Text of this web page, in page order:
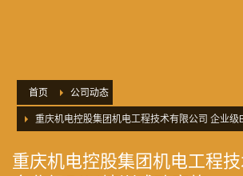
首页
公司动态
重庆机电控股集团机电工程技术有限公司 企业级
重庆机电控股集团机电工程